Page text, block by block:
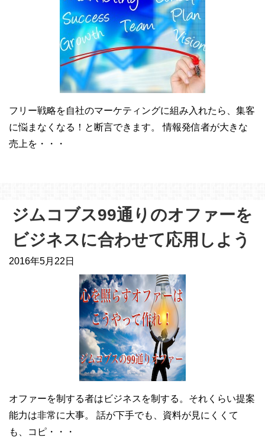
フリー戦略を自社のマーケティングに組み入れたら、集客
に悩まなくなる！と断言できます。 情報発信者が大きな
売上を・・・
ジムコブス99通りのオファーを
ビジネスに合わせて応用しよう
2016年5月22日
オファーを制する者はビジネスを制する。それくらい提案
能力は非常に大事。 話が下手でも、資料が見にくくて
も、コピ・・・